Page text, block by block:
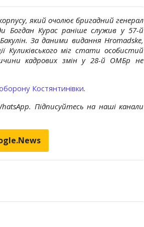
який очолює бригадний генерал
Богдан Курас раніше служив у 57-й
За даними видання Hromadske,
Куликівського міг стати особистий
кадрових змін у 28-й ОМБр не
Костянтинівки.
Підписуйтесь на наші канали